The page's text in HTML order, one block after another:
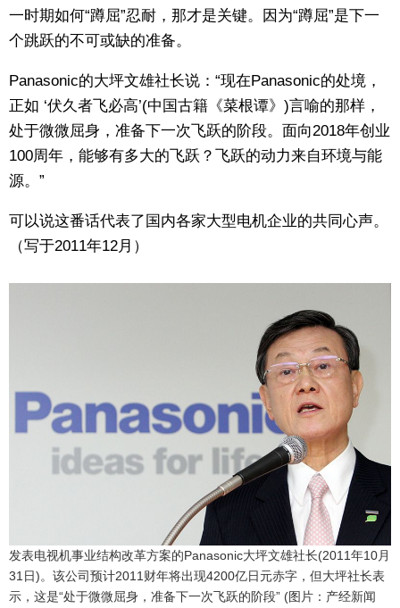
一时期如何“蹲屈”忍耐，那才是关键。因为“蹲屈”是下一
个跳跃的不可或缺的准备。
Panasonic的大坪文雄社长说：“现在Panasonic的处境，
正如 ‘伏久者飞必高’(中国古籍《菜根谭》)言喻的那样，
处于微微屈身，准备下一次飞跃的阶段。面向2018年创业
100周年，能够有多大的飞跃？飞跃的动力来自环境与能
源。”
可以说这番话代表了国内各家大型电机企业的共同心声。
（写于2011年12月）
发表电视机事业结构改革方案的Panasonic大坪文雄社长(2011年10月
31日)。该公司预计2011财年将出现4200亿日元赤字，但大坪社长表
示，这是“处于微微屈身，准备下一次飞跃的阶段” (图片：产经新闻